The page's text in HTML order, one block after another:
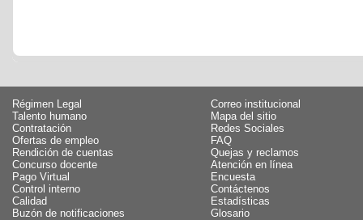
Régimen Legal
Talento humano
Contratación
Ofertas de empleo
Rendición de cuentas
Concurso docente
Pago Virtual
Control interno
Calidad
Buzón de notificaciones
Correo institucional
Mapa del sitio
Redes Sociales
FAQ
Quejas y reclamos
Atención en línea
Encuesta
Contáctenos
Estadísticas
Glosario